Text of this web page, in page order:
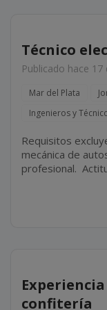
Técnico
Publicado hace 17
Mar del Plata
Ingenieros y
Requisitos excluyentes: Experiencia
mecánica de autos/camiones.
profesional. Actitud proactiva, compromiso y trabajo en
confitería